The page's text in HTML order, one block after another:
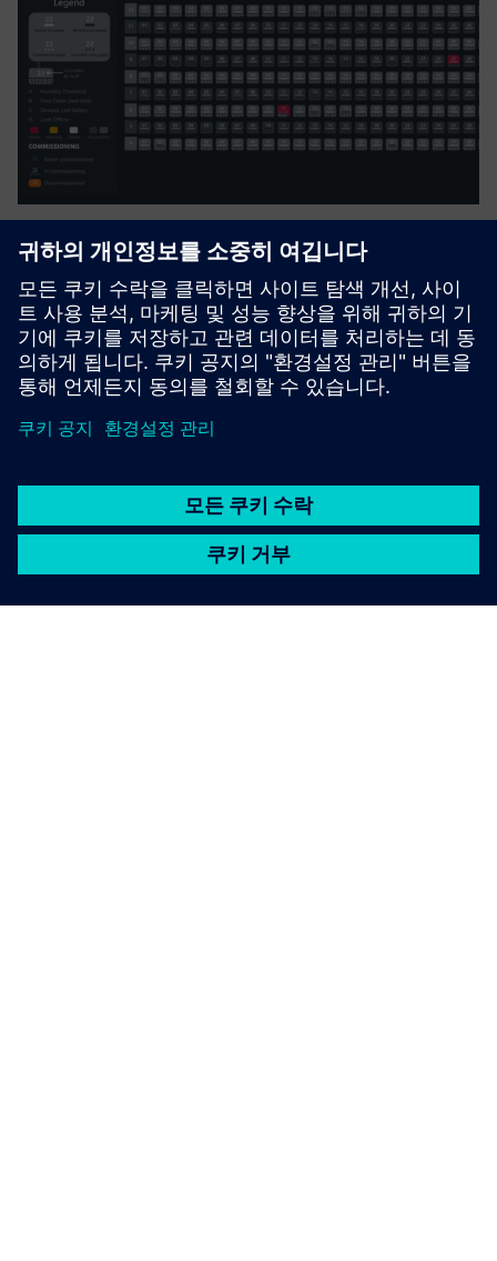
INTEREL.io
호스피탈리티용 객실 관리 및 에너지 관리 대시보드.디스플
레이 점유율, HVAC 통계
자세히 알아보기